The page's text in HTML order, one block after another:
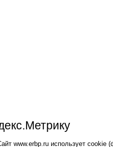
www.erbp.ru использует